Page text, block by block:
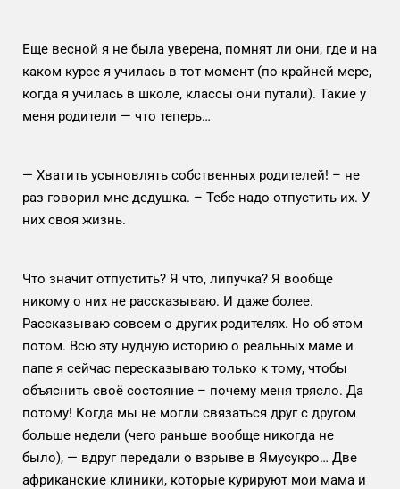
Еще весной я не была уверена, помнят ли они, где и на
каком курсе я училась в тот момент (по крайней мере,
когда я училась в школе, классы они путали). Такие у
меня родители — что теперь…
— Хватить усыновлять собственных родителей! – не
раз говорил мне дедушка. – Тебе надо отпустить их. У
них своя жизнь.
Что значит отпустить? Я что, липучка? Я вообще
никому о них не рассказываю. И даже более.
Рассказываю совсем о других родителях. Но об этом
потом. Всю эту нудную историю о реальных маме и
папе я сейчас пересказываю только к тому, чтобы
объяснить своё состояние – почему меня трясло. Да
потому! Когда мы не могли связаться друг с другом
больше недели (чего раньше вообще никогда не
было), — вдруг передали о взрыве в Ямусукро… Две
африканские клиники, которые курируют мои мама и